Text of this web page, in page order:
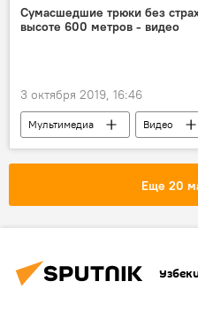
Узбекистан
Россия
Сумасшедшие трюки без
высоте 600 метров - видео
3 октября 2019, 16:46
Мультимедиа Видео
трюк
опасность
Еще 20